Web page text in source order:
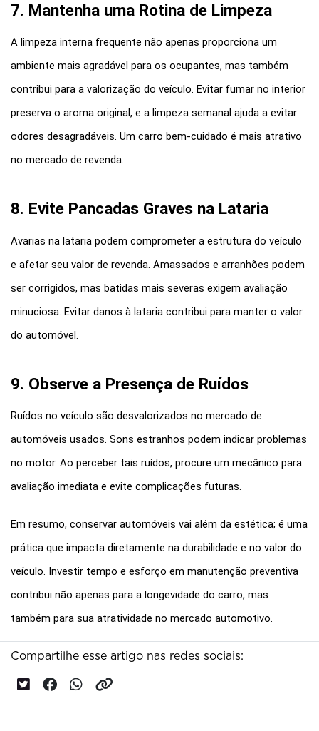
7. Mantenha uma Rotina de Limpeza
A limpeza interna frequente não apenas proporciona um
ambiente mais agradável para os ocupantes, mas também
contribui para a valorização do veículo. Evitar fumar no interior
preserva o aroma original, e a limpeza semanal ajuda a evitar
odores desagradáveis. Um carro bem-cuidado é mais atrativo
no mercado de revenda.
8. Evite Pancadas Graves na Lataria
Avarias na lataria podem comprometer a estrutura do veículo
e afetar seu valor de revenda. Amassados e arranhões podem
ser corrigidos, mas batidas mais severas exigem avaliação
minuciosa. Evitar danos à lataria contribui para manter o valor
do automóvel.
9. Observe a Presença de Ruídos
Ruídos no veículo são desvalorizados no mercado de
automóveis usados. Sons estranhos podem indicar problemas
no motor. Ao perceber tais ruídos, procure um mecânico para
avaliação imediata e evite complicações futuras.
Em resumo, conservar automóveis vai além da estética; é uma
prática que impacta diretamente na durabilidade e no valor do
veículo. Investir tempo e esforço em manutenção preventiva
contribui não apenas para a longevidade do carro, mas
também para sua atratividade no mercado automotivo.
Compartilhe esse artigo nas redes sociais: